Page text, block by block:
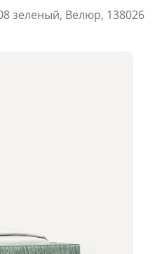
зеленый, Велюр, 138026